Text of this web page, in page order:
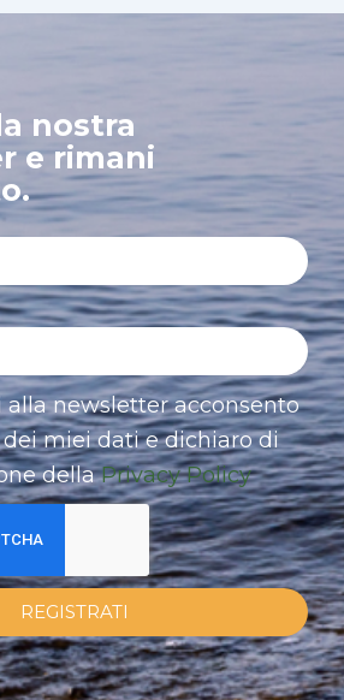
nostra
e rimani
alla newsletter acconsento
miei dati e dichiaro di
dellaPrivacy Policy
REGISTRATI